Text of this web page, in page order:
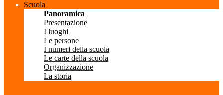
Scuola
Panoramica
Presentazione
I luoghi
Le persone
I numeri della scuola
Le carte della scuola
Organizzazione
La storia